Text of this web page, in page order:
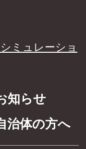
ミュレーショ
知らせ
治体の方へ